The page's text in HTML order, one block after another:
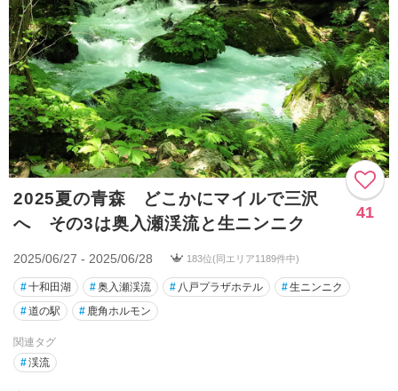
2025夏の青森 どこかにマイルで三沢
へ その3は奥入瀬渓流と生ニンニク
41
2025/06/27 - 2025/06/28 183位(同エリア1189件中)
#十和田湖 #奥入瀬渓流 # 八戸プラザホテル #生ニンニク
#道の駅 # 鹿角ホルモン
関連タグ
#渓流